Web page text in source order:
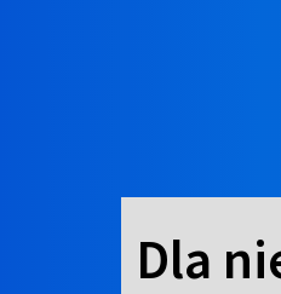
Dla